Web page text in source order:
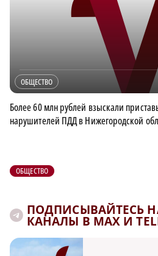
ОБЩЕСТВО
Более 60 млн рублей взыскали
нарушителей ПДД в Нижегородской
ОБЩЕСТВО
ПОДПИСЫВАЙТЕСЬ
КАНАЛЫ В MAX И